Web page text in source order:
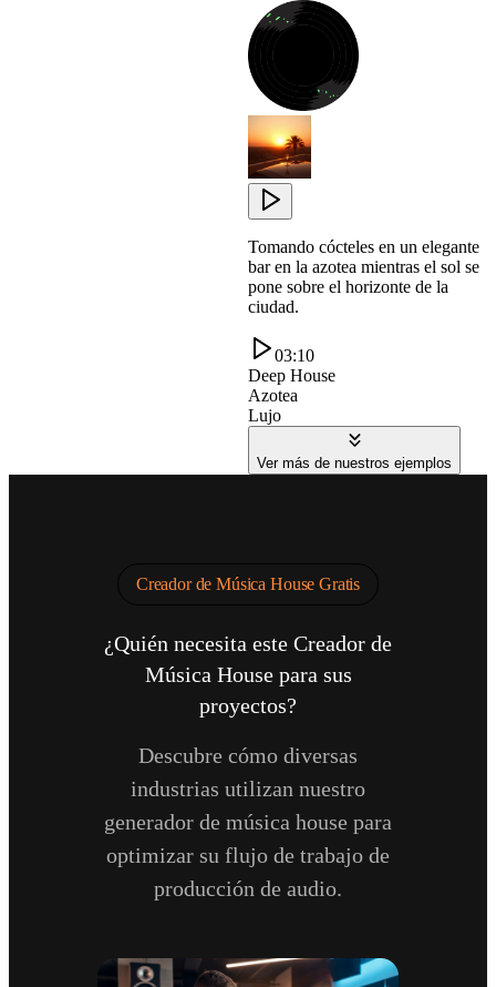
Tomando cócteles en un elegante
bar en la azotea mientras el sol se
pone sobre el horizonte de la
ciudad.
03:10
Deep House
Azotea
Lujo
Ver más de nuestros ejemplos
Creador de Música House Gratis
¿Quién necesita este Creador de
Música House para sus
proyectos?
Descubre cómo diversas
industrias utilizan nuestro
generador de música house para
optimizar su flujo de trabajo de
producción de audio.